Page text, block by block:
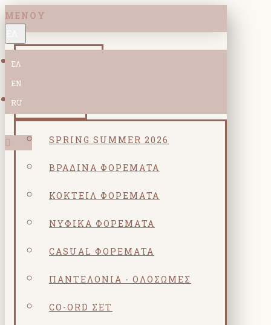
ΜΕΝΟΎ
ΕΛ
EN
RU
ΝΕΕΣ ΑΦΙΞΕΙΣ
ΚΟΛΕΞΙΟΝ
SPRING SUMMER 2026
ΒΡΑΔΙΝΆ ΦΟΡΈΜΑΤΑ
ΚΟΚΤΕΙΛ ΦΟΡΈΜΑΤΑ
ΝΥΦΙΚΆ ΦΟΡΈΜΑΤΑ
CASUAL ΦΟΡΈΜΑΤΑ
ΠΑΝΤΕΛΌΝΙΑ - ΟΛΌΣΩΜΕΣ
CO-ORD ΣΕΤ